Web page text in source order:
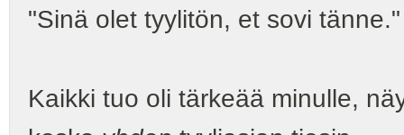
"Sinä olet tyylitön, et sovi tänne."
Kaikki tuo oli tärkeää minulle,